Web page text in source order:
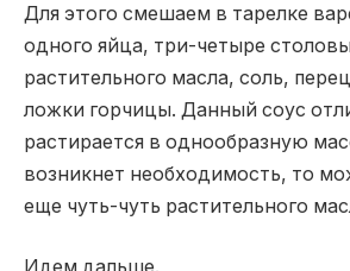
Для этого смешаем в тарелке
одного яйца, три-четыре
растительного масла, соль,
ложки горчицы. Данный соус
растирается в однообразную
возникнет необходимость, то
еще чуть-чуть растительного